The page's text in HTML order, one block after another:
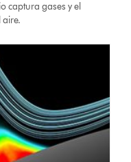
captura gases y el
aire.